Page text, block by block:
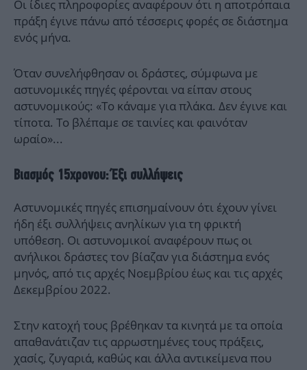
Οι ίδιες πληροφορίες αναφέρουν ότι η αποτρόπαια
πράξη έγινε πάνω από τέσσερις φορές σε διάστημα
ενός μήνα.
Όταν συνελήφθησαν οι δράστες, σύμφωνα με
αστυνομικές πηγές φέρονται να είπαν στους
αστυνομικούς: «Το κάναμε για πλάκα. Δεν έγινε και
τίποτα. Το βλέπαμε σε ταινίες και φαινόταν
ωραίο»...
Βιασμός 15χρονου: Έξι συλλήψεις
Αστυνομικές πηγές επισημαίνουν ότι έχουν γίνει
ήδη έξι συλλήψεις ανηλίκων για τη φρικτή
υπόθεση. Οι αστυνομικοί αναφέρουν πως οι
ανήλικοι δράστες τον βίαζαν για διάστημα ενός
μηνός, από τις αρχές Νοεμβρίου έως και τις αρχές
Δεκεμβρίου 2022.
Στην κατοχή τους βρέθηκαν τα κινητά με τα οποία
απαθανάτιζαν τις αρρωστημένες τους πράξεις,
χασίς, ζυγαριά, καθώς και άλλα αντικείμενα που